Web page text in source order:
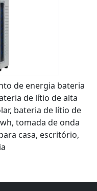
de energia bateria
de lítio de alta
bateria de lítio de
tomada de onda
casa, escritório,